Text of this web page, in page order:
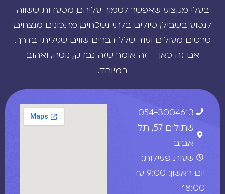
בעלי מקצוע שאפשר לסמוך עליהם, מסעדות ששווה
לנסוע בשבילן, טיולים בלתי נשכחים, מתכונים מנצחים,
סרטים מעולים ועוד שלל דברים שווים שגיליתי בדרך.
אם זה כאן – זה אומר שזה נבדק, נוסה, ואהוב
במיוחד.
054-3004613
שתולים 57, תל
אביב
שעות פעילות:
יום ראשון: 9:00 עד
18:00